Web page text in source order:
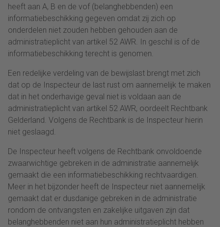
heeft aan A, B en de vof (belanghebbenden) een
informatiebeschikking gegeven omdat zij zich op
onderdelen niet zouden hebben gehouden aan de
administratieplicht van artikel 52 AWR. In geschil is of de
informatiebeschikking terecht is genomen.
Een redelijke verdeling van de bewijslast brengt met zich
dat op de Inspecteur de last rust om aannemelijk te maken
dat in het onderhavige geval niet is voldaan aan de
administratieplicht van artikel 52 AWR, oordeelt Rechtbank
Gelderland. Volgens de Rechtbank is de Inspecteur hierin
niet geslaagd.
De Inspecteur heeft volgens de Rechtbank onvoldoende
zwaarwichtige gebreken in de administratie aannemelijk
gemaakt die een informatiebeschikking rechtvaardigen.
Meer in het bijzonder heeft de Inspecteur niet aannemelijk
gemaakt dat er dusdanige gebreken in de administratie
rondom de ontvangsten en zakelijke uitgaven zijn dat
belanghebbenden niet aan hun administratieplicht hebben